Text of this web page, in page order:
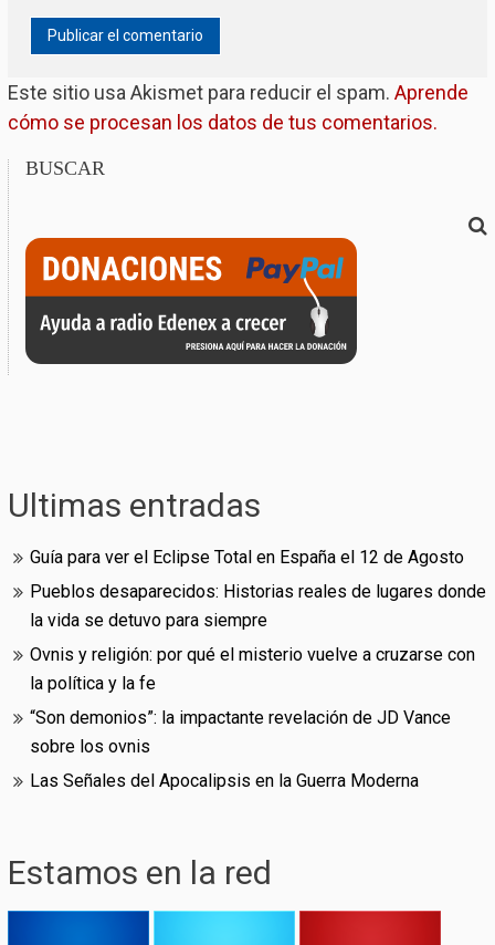
Este sitio usa Akismet para reducir el spam. Aprende
cómo se procesan los datos de tus comentarios.
BUSCAR
Ultimas entradas
Guía para ver el Eclipse Total en España el 12 de Agosto
Pueblos desaparecidos: Historias reales de lugares donde
la vida se detuvo para siempre
Ovnis y religión: por qué el misterio vuelve a cruzarse con
la política y la fe
“Son demonios”: la impactante revelación de JD Vance
sobre los ovnis
Las Señales del Apocalipsis en la Guerra Moderna
Estamos en la red